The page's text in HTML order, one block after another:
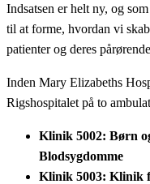
Indsatsen er helt ny, og
til at forme, hvordan vi
patienter og deres
Inden Mary Elizabeths
Rigshospitalet på to
Klinik 5002: Børn
Blodsygdomme
Klinik 5003: Klinik